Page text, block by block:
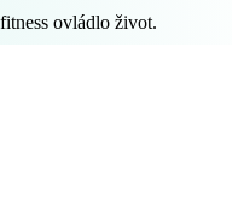
ovládlo život.